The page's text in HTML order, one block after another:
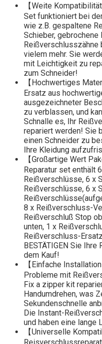
【Weite
Set funktioniert bei
wie z.B. gespaltene
Schieber,
Reißverschlusszähne
vielem mehr. Sie
mit Leichtigkeit zu
zum Schneider!
【Hochwertiges
Ersatz aus
ausgezeichneter
zu verblassen, und
Schnalle es, Ihr
repariert werden! Sie
einen Schneider zu
Ihre Kleidung
【Großartige Wert
Reparatur set enthält
Reißverschlüsse, 6 x
Reißverschlüsse, 6 x
8 x Reißverschluss-
Reißverschluß Stop
unten, 1 x
Reißverschluss-
BESTÄTIGEN Sie
dem Kauf!
【Einfache
Probleme mit
Fix a zipper kit
Handumdrehen, was
Sekundenschnelle
Die Instant-
und haben eine lange
【Universelle